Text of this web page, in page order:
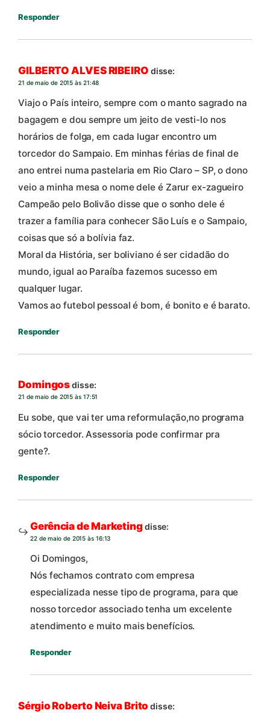
Responder
GILBERTO ALVES RIBEIRO disse:
21 de maio de 2015 às 21:48
Viajo o País inteiro, sempre com o manto sagrado na
bagagem e dou sempre um jeito de vesti-lo nos
horários de folga, em cada lugar encontro um
torcedor do Sampaio. Em minhas férias de final de
ano entrei numa pastelaria em Rio Claro – SP, o dono
veio a minha mesa o nome dele é Zarur ex-zagueiro
Campeão pelo Bolivão disse que o sonho dele é
trazer a família para conhecer São Luís e o Sampaio,
coisas que só a bolívia faz.
Moral da História, ser boliviano é ser cidadão do
mundo, igual ao Paraíba fazemos sucesso em
qualquer lugar.
Vamos ao futebol pessoal é bom, é bonito e é barato.
Responder
Domingosdisse:
21 de maio de 2015 às 17:51
Eu sobe, que vai ter uma reformulação,no programa
sócio torcedor. Assessoria pode confirmar pra
gente?.
Responder
Gerência de Marketingdisse:
22 de maio de 2015 às 16:13
Oi Domingos,
Nós fechamos contrato com empresa
especializada nesse tipo de programa, para que
nosso torcedor associado tenha um excelente
atendimento e muito mais benefícios.
Responder
Sérgio Roberto Neiva Brito disse: